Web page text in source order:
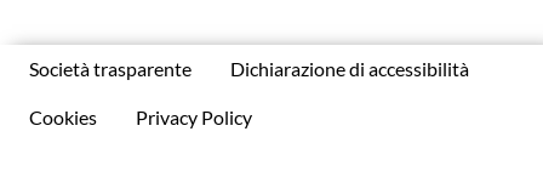
Società trasparente Dichiarazione di accessibilità
Cookies Privacy Policy